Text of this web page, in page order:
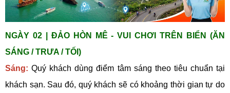
NGÀY 02 | ĐẢO HÒN MÊ - VUI CHƠI TRÊN BIỂN (ĂN
SÁNG / TRƯA / TỐI)
Sáng: Quý khách dùng điểm tâm sáng theo tiêu chuẩn tại
khách sạn. Sau đó, quý khách sẽ có khoảng thời gian tự do